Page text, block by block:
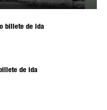
billete de ida
billete de ida